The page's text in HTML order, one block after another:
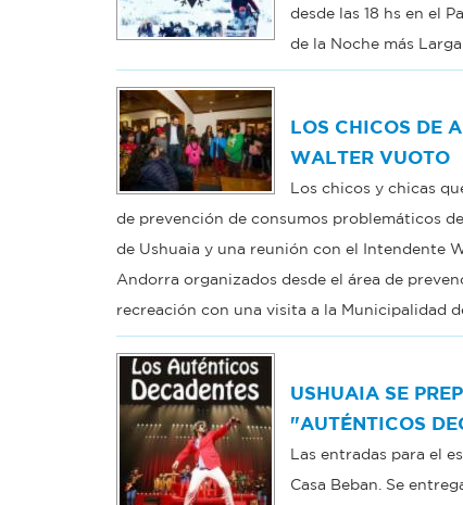
desde las 18 hs en el
de la Noche más Larga
LOS CHICOS DE
WALTER VUOTO
Los chicos y chicas
de prevención de consumos problemáticos
de Ushuaia y una reunión con el Intendente
Andorra organizados desde el área de
recreación con una visita a la Municipalidad
USHUAIA SE
"AUTÉNTICOS
Las entradas para el
Casa Beban. Se